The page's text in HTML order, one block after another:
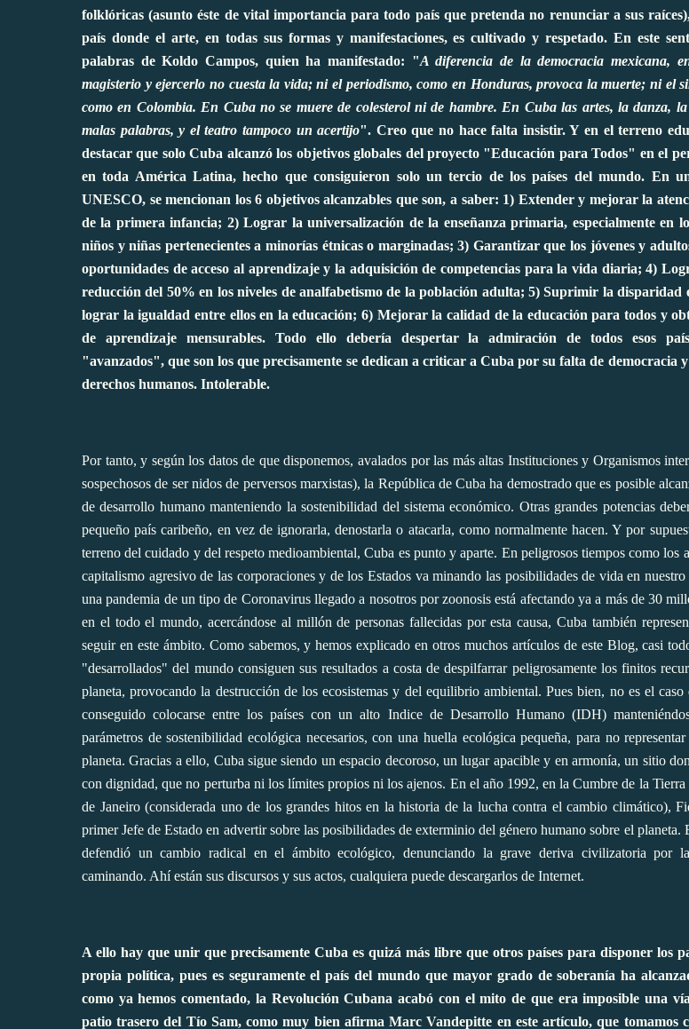
folklóricas (asunto éste de vital importancia para todo país que pretenda no renunciar a sus
país donde el arte, en todas sus formas y manifestaciones, es cultivado y respetado. En este
palabras de Koldo Campos, quien ha manifestado: "A diferencia de la democracia mexicana,
magisterio y ejercerlo no cuesta la vida; ni el periodismo, como en Honduras, provoca la muerte; ni el
como en Colombia. En Cuba no se muere de colesterol ni de hambre. En Cuba las artes, la danza,
malas palabras, y el teatro tampoco un acertijo". Creo que no hace falta insistir. Y en el terreno
destacar que solo Cuba alcanzó los objetivos globales del proyecto "Educación para Todos" en el
en toda América Latina, hecho que consiguieron solo un tercio de los países del mundo. En
UNESCO, se mencionan los 6 objetivos alcanzables que son, a saber: 1) Extender y mejorar la
de la primera infancia; 2) Lograr la universalización de la enseñanza primaria, especialmente en
niños y niñas pertenecientes a minorías étnicas o marginadas; 3) Garantizar que los jóvenes y
oportunidades de acceso al aprendizaje y la adquisición de competencias para la vida diaria; 4)
reducción del 50% en los niveles de analfabetismo de la población adulta; 5) Suprimir la disparidad
lograr la igualdad entre ellos en la educación; 6) Mejorar la calidad de la educación para todos y
de aprendizaje mensurables. Todo ello debería despertar la admiración de todos esos
"avanzados", que son los que precisamente se dedican a criticar a Cuba por su falta de democracia y
derechos humanos. Intolerable.
Por tanto, y según los datos de que disponemos, avalados por las más altas Instituciones y Organismos
sospechosos de ser nidos de perversos marxistas), la República de Cuba ha demostrado que es posible
de desarrollo humano manteniendo la sostenibilidad del sistema económico. Otras grandes potencias
pequeño país caribeño, en vez de ignorarla, denostarla o atacarla, como normalmente hacen. Y por
terreno del cuidado y del respeto medioambiental, Cuba es punto y aparte. En peligrosos tiempos como los
capitalismo agresivo de las corporaciones y de los Estados va minando las posibilidades de vida en
una pandemia de un tipo de Coronavirus llegado a nosotros por zoonosis está afectando ya a más de 30
en el todo el mundo, acercándose al millón de personas fallecidas por esta causa, Cuba también
seguir en este ámbito. Como sabemos, y hemos explicado en otros muchos artículos de este Blog, casi
"desarrollados" del mundo consiguen sus resultados a costa de despilfarrar peligrosamente los finitos
planeta, provocando la destrucción de los ecosistemas y del equilibrio ambiental. Pues bien, no es el caso
conseguido colocarse entre los países con un alto Indice de Desarrollo Humano (IDH)
parámetros de sostenibilidad ecológica necesarios, con una huella ecológica pequeña, para no
planeta. Gracias a ello, Cuba sigue siendo un espacio decoroso, un lugar apacible y en armonía, un sitio
con dignidad, que no perturba ni los límites propios ni los ajenos. En el año 1992, en la Cumbre de la Tierra
de Janeiro (considerada uno de los grandes hitos en la historia de la lucha contra el cambio climático),
primer Jefe de Estado en advertir sobre las posibilidades de exterminio del género humano sobre el planeta.
defendió un cambio radical en el ámbito ecológico, denunciando la grave deriva civilizatoria por la
caminando. Ahí están sus discursos y sus actos, cualquiera puede descargarlos de Internet.
A ello hay que unir que precisamente Cuba es quizá más libre que otros países para disponer los
propia política, pues es seguramente el país del mundo que mayor grado de soberanía ha
como ya hemos comentado, la Revolución Cubana acabó con el mito de que era imposible una
patio trasero del Tío Sam,como muy bien afirma Marc Vandepitte en este artículo, que tomamos